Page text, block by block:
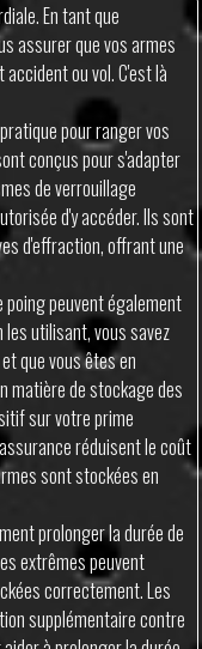
En tant que
assurer que vos armes
ou vol. C'est là
pour ranger vos
conçus pour s'adapter
de verrouillage
d'y accéder. Ils sont
d'effraction, offrant une
peuvent également
utilisant, vous savez
que vous êtes en
matière de stockage des
sur votre prime
réduisent le coût
sont stockées en
prolonger la durée de
extrêmes peuvent
correctement. Les
supplémentaire contre